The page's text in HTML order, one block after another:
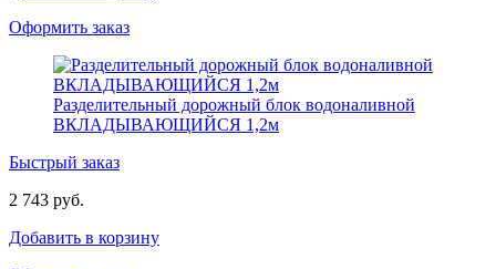
Оформить заказ
Разделительный дорожный блок водоналивной
ВКЛАДЫВАЮЩИЙСЯ 1,2м
Быстрый заказ
2 743 руб.
Добавить в корзину